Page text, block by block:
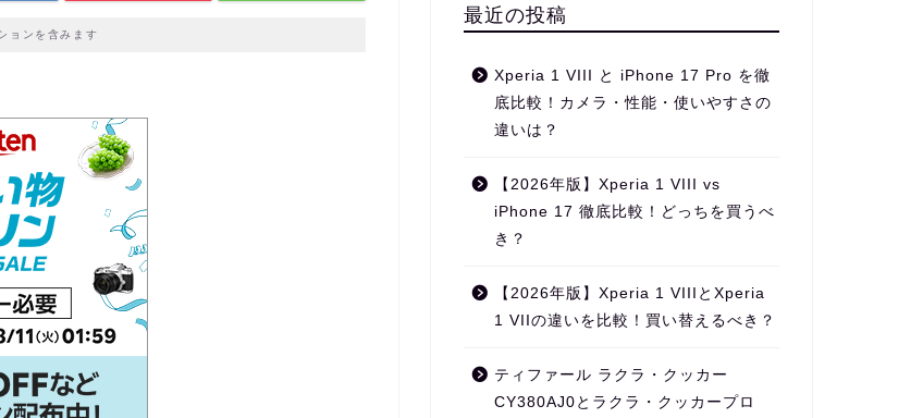
ョンを含みます
最近の投稿
Xperia 1 VIII と iPhone 17 Pro を徹
底比較！カメラ・性能・使いやすさの
違いは？
【2026年版】Xperia 1 VIII vs
iPhone 17 徹底比較！どっちを買うべ
き？
【2026年版】Xperia 1 VIIIとXperia
1 VIIの違いを比較！買い替えるべき？
ティファール ラクラ・クッカー
CY380AJ0とラクラ・クッカープロ